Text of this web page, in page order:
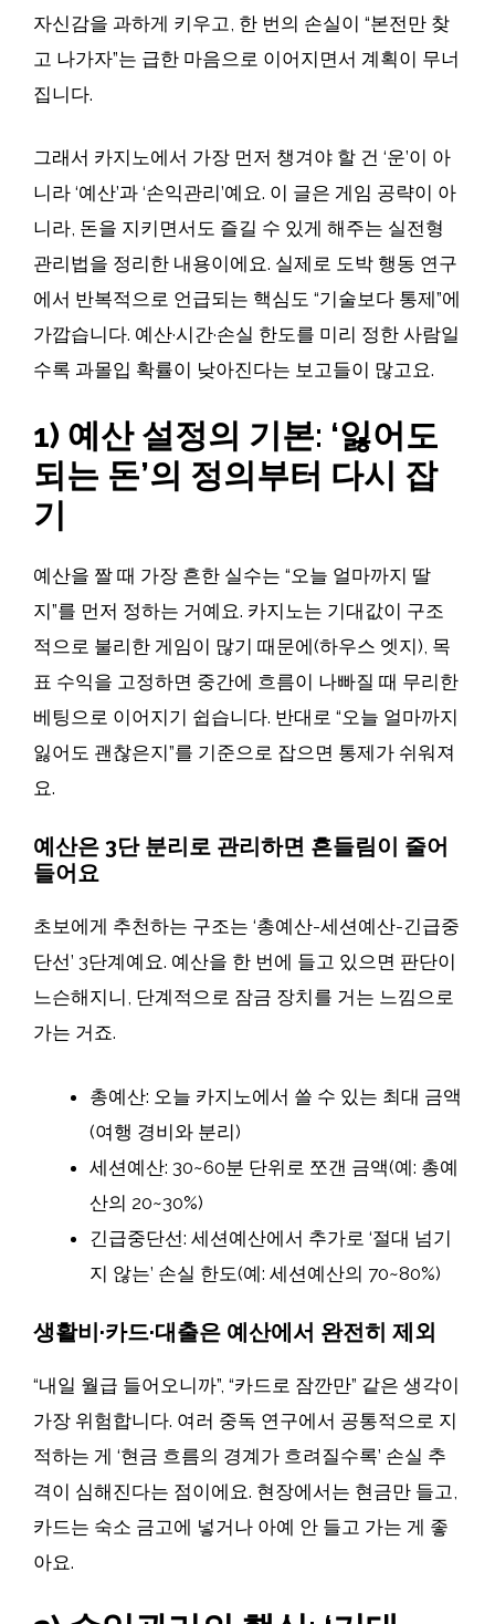
자신감을 과하게 키우고, 한 번의 손실이 “본전만 찾
고 나가자”는 급한 마음으로 이어지면서 계획이 무너
집니다.
그래서 카지노에서 가장 먼저 챙겨야 할 건 ‘운’이 아
니라 ‘예산’과 ‘손익관리’예요. 이 글은 게임 공략이 아
니라, 돈을 지키면서도 즐길 수 있게 해주는 실전형
관리법을 정리한 내용이에요. 실제로 도박 행동 연구
에서 반복적으로 언급되는 핵심도 “기술보다 통제”에
가깝습니다. 예산·시간·손실 한도를 미리 정한 사람일
수록 과몰입 확률이 낮아진다는 보고들이 많고요.
1) 예산 설정의 기본: ‘잃어도
되는 돈’의 정의부터 다시 잡
기
예산을 짤 때 가장 흔한 실수는 “오늘 얼마까지 딸
지”를 먼저 정하는 거예요. 카지노는 기대값이 구조
적으로 불리한 게임이 많기 때문에(하우스 엣지), 목
표 수익을 고정하면 중간에 흐름이 나빠질 때 무리한
베팅으로 이어지기 쉽습니다. 반대로 “오늘 얼마까지
잃어도 괜찮은지”를 기준으로 잡으면 통제가 쉬워져
요.
예산은 3단 분리로 관리하면 흔들림이 줄어
들어요
초보에게 추천하는 구조는 ‘총예산-세션예산-긴급중
단선’ 3단계예요. 예산을 한 번에 들고 있으면 판단이
느슨해지니, 단계적으로 잠금 장치를 거는 느낌으로
가는 거죠.
총예산: 오늘 카지노에서 쓸 수 있는 최대 금액
(여행 경비와 분리)
세션예산: 30~60분 단위로 쪼갠 금액(예: 총예
산의 20~30%)
긴급중단선: 세션예산에서 추가로 ‘절대 넘기
지 않는’ 손실 한도(예: 세션예산의 70~80%)
생활비·카드·대출은 예산에서 완전히 제외
“내일 월급 들어오니까”, “카드로 잠깐만” 같은 생각이
가장 위험합니다. 여러 중독 연구에서 공통적으로 지
적하는 게 ‘현금 흐름의 경계가 흐려질수록’ 손실 추
격이 심해진다는 점이에요. 현장에서는 현금만 들고,
카드는 숙소 금고에 넣거나 아예 안 들고 가는 게 좋
아요.